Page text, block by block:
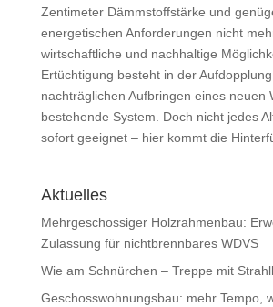
Zentimeter Dämmstoffstärke und
energetischen Anforderungen nicht
wirtschaftliche und nachhaltige
Ertüchtigung besteht in der
nachträglichen Aufbringen eines neuen
bestehende System. Doch nicht jedes
sofort geeignet – hier kommt die
Aktuelles
Mehrgeschossiger Holzrahmenbau:
Zulassung für nichtbrennbares WDVS
Wie am Schnürchen – Treppe mit
Geschosswohnungsbau: mehr Tempo,